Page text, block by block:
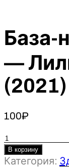
База-
—
100₽
Количество
товара
База-
В корзину
Категория: